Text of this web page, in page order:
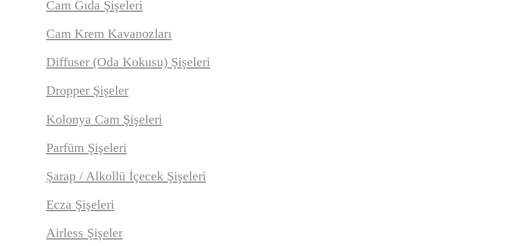
Cam Gıda Şişeleri
Cam Krem Kavanozları
Diffuser (Oda Kokusu) Şişeleri
Dropper Şişeler
Kolonya Cam Şişeleri
Parfüm Şişeleri
Şarap / Alkollü İçecek Şişeleri
Ecza Şişeleri
Airless Şişeler